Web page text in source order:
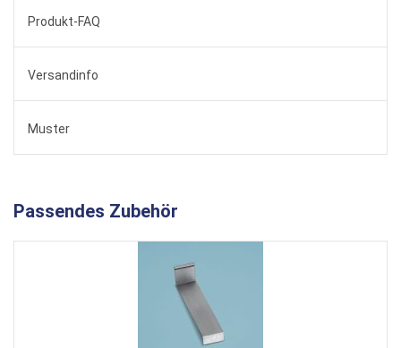
Produkt-FAQ
Versandinfo
Muster
Passendes Zubehör